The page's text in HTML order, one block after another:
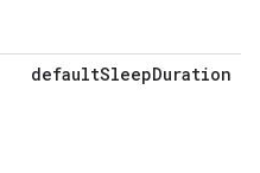
defaultSleepDuration